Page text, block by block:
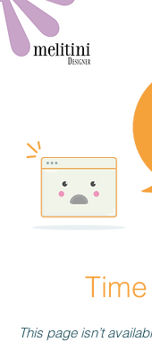
This page isn’t